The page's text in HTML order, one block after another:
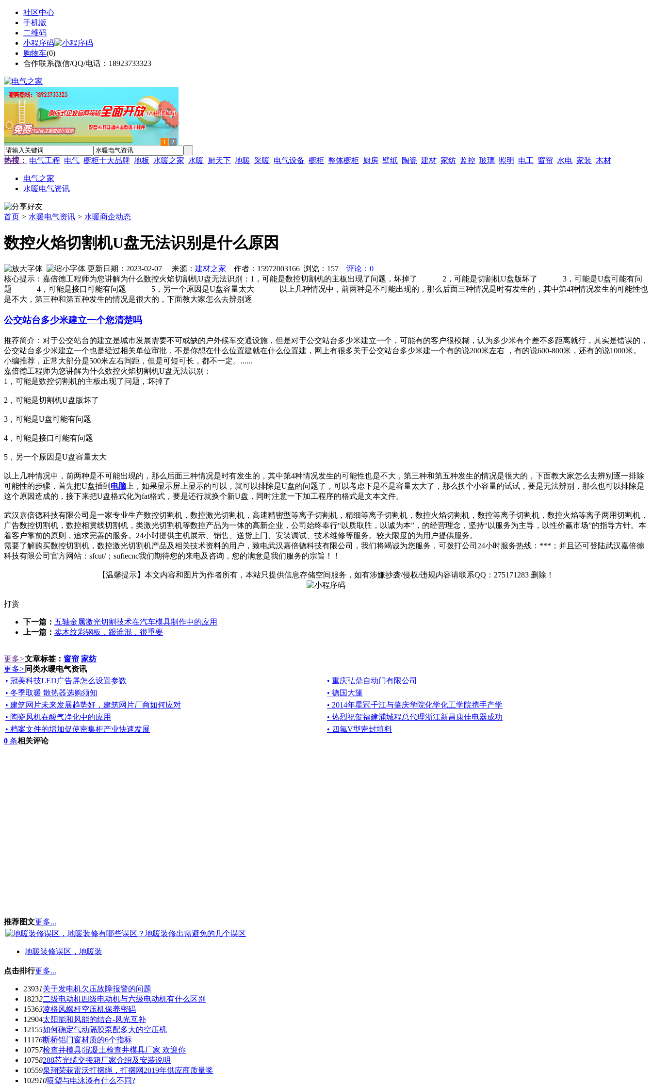
社区中心
手机版
二维码
小程序码
购物车(0)
合作联系微信/QQ/电话：18923733323
1 2
热搜： 电气工程 电气 橱柜十大品牌 地板 水暖之家 水暖 厨天下 地暖 采暖 电气设备 橱柜 整体橱柜 厨房 壁纸 陶瓷 建材 家纺 监控 玻璃 照明 电工 窗帘 水电 家装 木材
电气之家
水暖电气资讯
首页 > 水暖电气资讯 > 水暖商企动态
数控火焰切割机U盘无法识别是什么原因
更新日期：2023-02-07 来源： 建材之家 作者：15972003166 浏览： 157
评论：0
核心提示：嘉倍德工程师为您讲解为什么数控火焰切割机U盘无法识别：1，可能是数控切割机的主板出现了问题，坏掉了 2，可能是切割机U盘版坏了 3，可能是U盘可能有问
题 4，可能是接口可能有问题 5，另一个原因是U盘容量太大 以上几种情况中，前两种是不可能出现的，那么后面三种情况是时有发生的，其中第4种情况发生的可能性也
是不大，第三种和第五种发生的情况是很大的，下面教大家怎么去辨别逐
公交站台多少米建立一个您清楚吗
推荐简介：对于公交站台的建立是城市发展需要不可或缺的户外候车交通设施，但是对于公交站台多少米建立一个，可能有的客户很模糊，认为多少米有个差不多距离就行，其实是错误的，
公交站台多少米建立一个也是经过相关单位审批，不是你想在什么位置建就在什么位置建，网上有很多关于公交站台多少米建一个有的说200米左右 ，有的说600-800米，还有的说1000米。
小编推荐，正常大部分是500米左右间距，但是可短可长，都不一定。......
嘉倍德工程师为您讲解为什么数控火焰切割机U盘无法识别：
1，可能是数控切割机的主板出现了问题，坏掉了
2，可能是切割机U盘版坏了
3，可能是U盘可能有问题
4，可能是接口可能有问题
5，另一个原因是U盘容量太大
以上几种情况中，前两种是不可能出现的，那么后面三种情况是时有发生的，其中第4种情况发生的可能性也是不大，第三种和第五种发生的情况是很大的，下面教大家怎么去辨别逐一排除
可能性的步骤，首先把U盘插到 电脑 上，如果显示屏上显示的可以，就可以排除是U盘的问题了，可以考虑下是不是容量太大了，那么换个小容量的试试，要是无法辨别，那么也可以排除是
这个原因造成的，接下来把U盘格式化为fat格式，要是还行就换个新U盘，同时注意一下加工程序的格式是文本文件。
武汉嘉倍德科技有限公司是一家专业生产数控切割机，数控激光切割机，高速精密型等离子切割机，精细等离子切割机，数控火焰切割机，数控等离子切割机，数控火焰等离子两用切割机，
广告数控切割机，数控相贯线切割机，类激光切割机等数控产品为一体的高新企业，公司始终奉行“以质取胜，以诚为本”，的经营理念，坚持“以服务为主导，以性价赢市场”的指导方针。本
着客户靠前的原则，追求完善的服务。24小时提供主机展示、销售、送货上门、安装调试、技术维修等服务。较大限度的为用户提供服务。
需要了解购买数控切割机，数控激光切割机产品及相关技术资料的用户，致电武汉嘉倍德科技有限公司，我们将竭诚为您服务，可拨打公司24小时服务热线：***；并且还可登陆武汉嘉倍德
科技有限公司官方网站：sfcut/；sufiecnc我们期待您的来电及咨询，您的满意是我们服务的宗旨！！
【温馨提示】本文内容和图片为作者所有，本站只提供信息存储空间服务，如有涉嫌抄袭/侵权/违规内容请联系QQ：275171283 删除！
打赏
下一篇： 五轴金属激光切割技术在汽车模具制作中的应用
上一篇： 卖木纹彩钢板，跟谁混，很重要
更多>文章标签： 窗帘 家纺
更多> 同类水暖电气资讯
• 冠美科技LED广告屏怎么设置参数
• 重庆弘鼎自动门有限公司
• 冬季取暖 散热器选购须知
• 德国大篷
• 建筑网片未来发展趋势好，建筑网片厂商如何应对
• 2014年星冠千江与肇庆学院化学化工学院携手产学
• 陶瓷风机在酸气净化中的应用
• 热烈祝贺福建浦城程总代理浙江新昌康佳电器成功
• 档案文件的增加促使密集柜产业快速发展
• 四氟V型密封填料
0 条相关评论
推荐图文更多...
地暖装修误区，地暖装
点击排行更多...
23931关于发电机欠压故障报警的问题
18232二级电动机四级电动机与六级电动机有什么区别
15363凌格风螺杆空压机保养密码
12904太阳能和风能的结合-风光互补
12155如何确定气动隔膜泵配多大的空压机
11176断桥铝门窗材质的6个指标
10757检查井模具|混凝土检查井模具厂家 欢迎你
10758288芯光缆交接箱厂家介绍及安装说明
10559泉翔荣获雷沃打捆绳，打捆网2019年供应商质量奖
102910喷塑与电泳漆有什么不同?